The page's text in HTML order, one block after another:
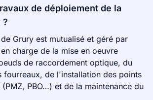
de déploiement de la
?
Grury est mutualisé et géré par
charge de la mise en oeuvre
de raccordement optique, du
fourreaux, de l'installation des points
PBO…) et de la maintenance du